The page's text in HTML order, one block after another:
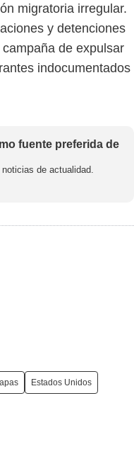
migratoria irregular.
y detenciones
de expulsar
indocumentados
fuente preferida de
de actualidad.
Estados Unidos